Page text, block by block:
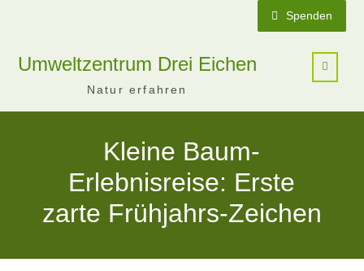
Spenden
Umweltzentrum Drei Eichen
Natur erfahren
Kleine Baum-
Erlebnisreise: Erste
zarte Frühjahrs-Zeichen